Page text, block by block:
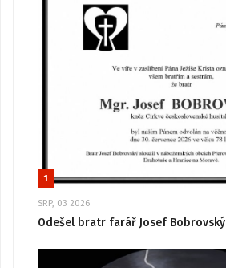
1
SRP, 03 2026
Odešel bratr farář Josef Bobrovský